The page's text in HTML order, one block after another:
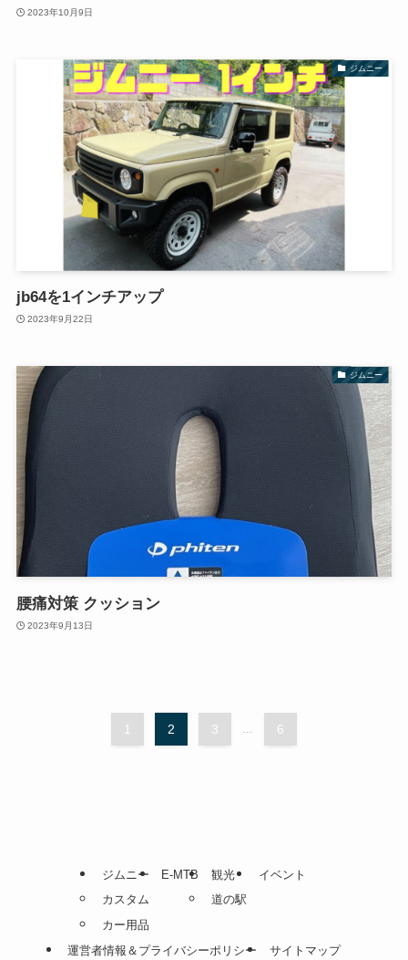
2023年10月9日
ジムニー
jb64を1インチアップ
2023年9月22日
ジムニー
腰痛対策 クッション
2023年9月13日
1 2 3 ... 6
ジムニー
カスタム
カー用品
E-MTB
観光
道の駅
イベント
運営者情報＆プライバシーポリシー サイトマップ